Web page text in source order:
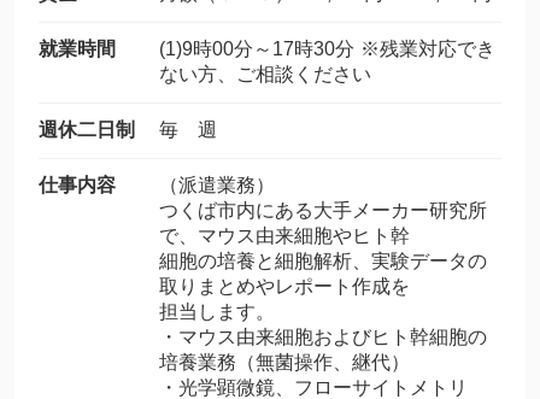
就業時間
(1)9時00分～17時30分 ※残業対応でき
ない方、ご相談ください
週休二日制 毎 週
仕事内容
（派遣業務）
つくば市内にある大手メーカー研究所
で、マウス由来細胞やヒト幹
細胞の培養と細胞解析、実験データの
取りまとめやレポート作成を
担当します。
・マウス由来細胞およびヒト幹細胞の
培養業務（無菌操作、継代）
・光学顕微鏡、フローサイトメトリ